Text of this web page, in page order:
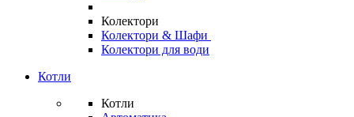
Колектори
Колектори & Шафи
Колектори для води
Котли
Котли